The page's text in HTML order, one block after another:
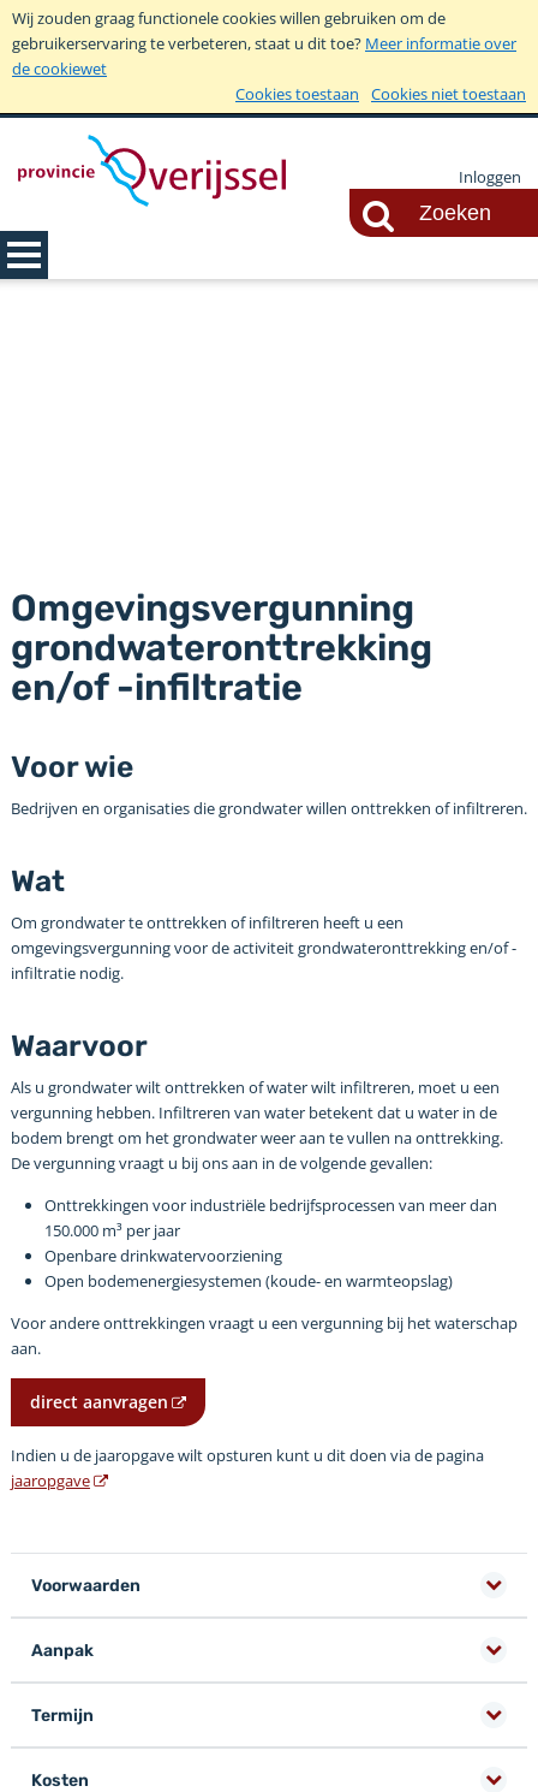
Wij zouden graag functionele cookies willen gebruiken om de
gebruikerservaring te verbeteren, staat u dit toe? Meer informatie over
de cookiewet
Cookies toestaan
Cookies niet toestaan
Inloggen
Omgevingsvergunning
grondwateronttrekking
en/of -infiltratie
Voor wie
Bedrijven en organisaties die grondwater willen onttrekken of infiltreren.
Wat
Om grondwater te onttrekken of infiltreren heeft u een
omgevingsvergunning voor de activiteit grondwateronttrekking en/of -
infiltratie nodig.
Waarvoor
Als u grondwater wilt onttrekken of water wilt infiltreren, moet u een
vergunning hebben. Infiltreren van water betekent dat u water in de
bodem brengt om het grondwater weer aan te vullen na onttrekking.
De vergunning vraagt u bij ons aan in de volgende gevallen:
Onttrekkingen voor industriële bedrijfsprocessen van meer dan
150.000 m³ per jaar
Openbare drinkwatervoorziening
Open bodemenergiesystemen (koude- en warmteopslag)
Voor andere onttrekkingen vraagt u een vergunning bij het waterschap
aan.
direct aanvragen
Indien u de jaaropgave wilt opsturen kunt u dit doen via de pagina
jaaropgave
Voorwaarden
Aanpak
Termijn
Kosten